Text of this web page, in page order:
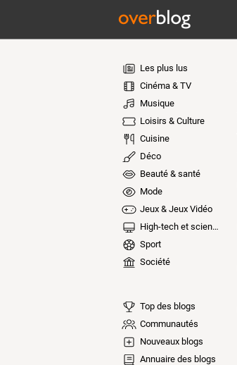
Les plus lus
Cinéma & TV
Musique
Loisirs & Culture
Cuisine
Déco
Beauté & santé
Mode
Jeux & Jeux Vidéo
High-tech et sciences
Sport
Société
Top des blogs
Communautés
Nouveaux blogs
Annuaire des blogs